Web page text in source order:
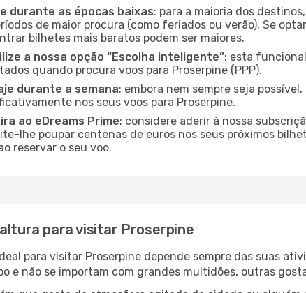
durante as épocas baixas: para a maioria dos
de maior procura (como feriados ou verão). Se
bilhetes mais baratos podem ser maiores.
a nossa opção “Escolha inteligente”: esta
quando procura voos para Proserpine (PPP).
durante a semana: embora nem sempre seja
nos seus voos para Proserpine.
ao eDreams Prime: considere aderir à nossa
lhe poupar centenas de euros nos seus próximos
reservar o seu voo.
para visitar Proserpine
para visitar Proserpine depende sempre das suas
e não se importam com grandes multidões, outras